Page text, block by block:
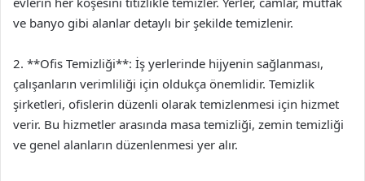
ve banyo gibi alanlar detaylı bir şekilde temizlenir.
2. **Ofis Temizliği**: İş yerlerinde hijyenin sağlanması,
çalışanların verimliliği için oldukça önemlidir. Temizlik
şirketleri, ofislerin düzenli olarak temizlenmesi için hizmet
verir. Bu hizmetler arasında masa temizliği, zemin temizliği
ve genel alanların düzenlenmesi yer alır.